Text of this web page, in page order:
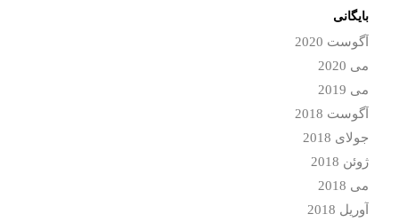
بایگانی
آگوست 2020
می 2020
می 2019
آگوست 2018
جولای 2018
ژوئن 2018
می 2018
آوریل 2018